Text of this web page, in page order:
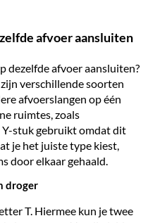
afvoer aansluiten
dezelfde afvoer aansluiten?
verschillende soorten
afvoerslangen op één
ruimtes, zoals
stuk gebruikt omdat dit
je het juiste type kiest,
door elkaar gehaald.
droger
T. Hiermee kun je twee